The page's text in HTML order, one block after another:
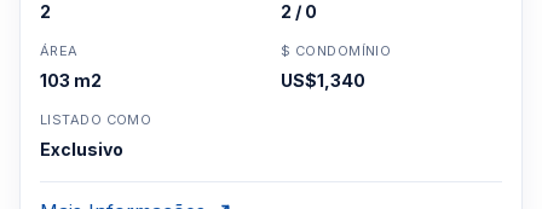
2 2 / 0
ÁREA
103 m2
$ CONDOMÍNIO
US$1,340
LISTADO COMO
Exclusivo